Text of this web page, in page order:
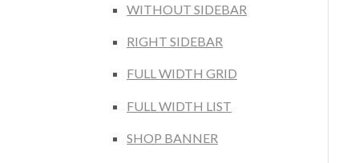
WITHOUT SIDEBAR
RIGHT SIDEBAR
FULL WIDTH GRID
FULL WIDTH LIST
SHOP BANNER